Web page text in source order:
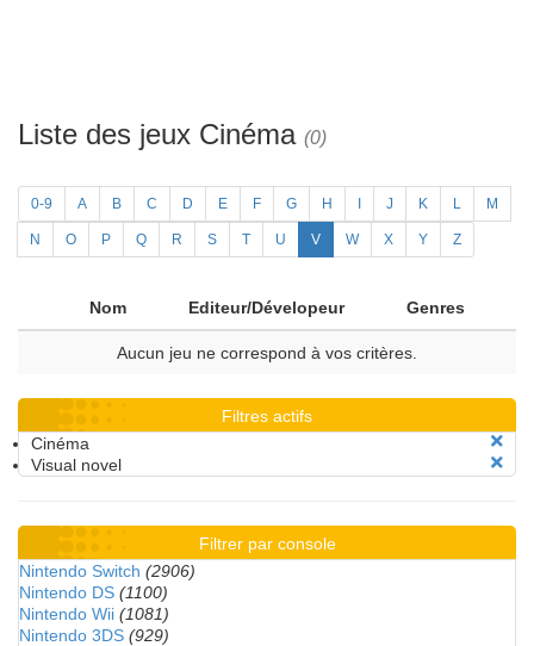
Liste des jeux Cinéma (0)
0-9 A B C D E F G H J K L M
N O P Q R S T U V W X Y Z
Nom Editeur/Dévelopeur Genres
Aucun jeu ne correspond à vos critères.
Filtres actifs
Cinéma
Visual novel
Filtrer par console
Nintendo Switch (2906)
Nintendo DS (1100)
Nintendo Wii (1081)
Nintendo 3DS (929)